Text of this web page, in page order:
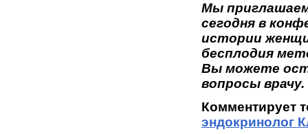
Мы
сегодня в
истории
бесплодия
Вы можете
вопросы врачу.
Комментирует
эндокринолог